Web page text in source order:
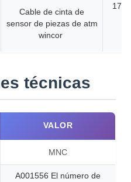
Cable de cinta de
sensor de piezas de atm
wincor
técnicas
VALOR
MNC
A001556 El número de